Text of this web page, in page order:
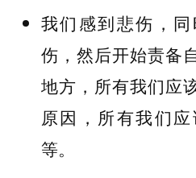
我们感到悲伤，
伤，然后开始责备
地方，所有我们应
原因，所有我们
等。